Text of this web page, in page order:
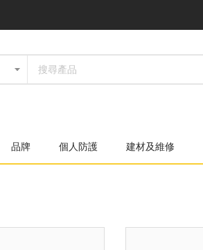
品牌 個人防護 建材及維修